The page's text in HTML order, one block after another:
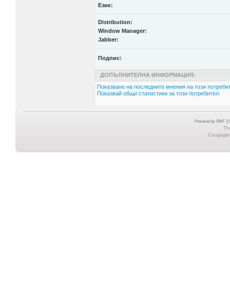
Език:
Distribution:
Window Manager:
Jabber:
Подпис:
ДОПЪЛНИТЕЛНА ИНФОРМАЦИЯ:
Показване на последните мнения на този
Показвай общи статистики за този потребител.
Powered by SMF